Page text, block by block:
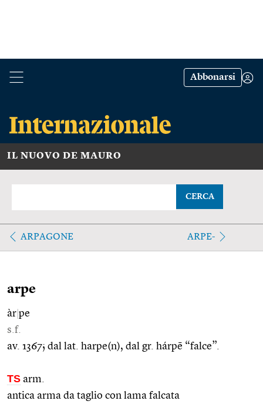
Abbonarsi
IL NUOVO DE MAURO
CERCA
ARPAGONE ARPE-
arpe
àr pe
s.f.
av. 1367; dal lat. harpe(n), dal gr. hárpē “falce”.
TS arm.
antica arma da taglio con lama falcata